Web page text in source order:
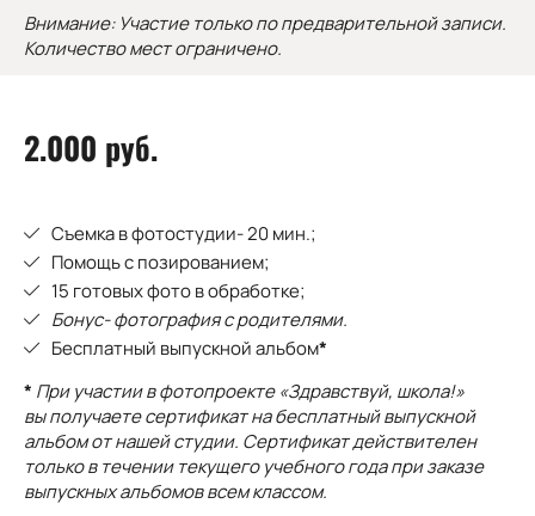
Внимание: Участие только по предварительной записи.
Количество мест ограничено.
2.000 руб.
Съемка в фотостудии- 20 мин.;
Помощь с позированием;
15 готовых фото в обработке;
Бонус- фотография с родителями.
Бесплатный выпускной альбом*
* При участии в фотопроекте «Здравствуй, школа!»
вы получаете сертификат на бесплатный выпускной
альбом от нашей студии. Сертификат действителен
только в течении текущего учебного года при заказе
выпускных альбомов всем классом.